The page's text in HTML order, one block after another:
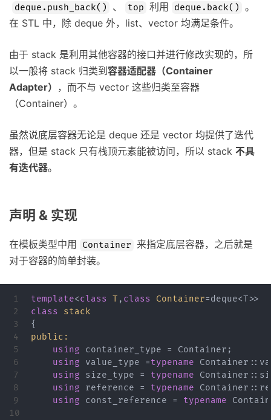
deque.push_back() 、 top 利用 deque.back()
。
在 STL 中，除 deque 外，list、vector 均满足条件。
由于 stack 是利用其他容器的接口并进行修改实现的，所
以一般将 stack 归类到 容器适配器（Container
Adapter） ，而不与 vector 这些归类至容器
（Container）。
虽然说底层容器无论是 deque 还是 vector 均提供了迭代
器，但是 stack 只有栈顶元素能被访问，所以 stack 不具
有迭代器。
声明 & 实现
在模板类型中用 Container
来指定底层容器，之后就是
对于容器的简单封装。
1
2
3
4
5
6
7
8
9
10
template<class T , class Container=deque<T>>
class
stack
{
public:
using
container_type = Container ;
using
value_type =typename Container ::
using
size_type = typename Container ::
using
reference = typename Container ::
using
const_reference = typename